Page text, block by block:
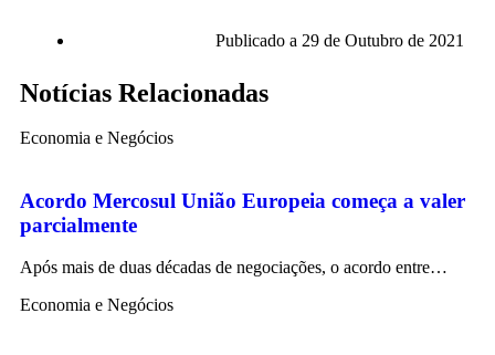
Publicado a 29 de Outubro de 2021
Notícias Relacionadas
Economia e Negócios
Acordo Mercosul União Europeia começa a valer
parcialmente
Após mais de duas décadas de negociações, o acordo entre…
Economia e Negócios